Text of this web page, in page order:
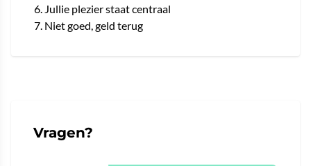
Jullie plezier staat centraal
Niet goed, geld terug
Vragen?